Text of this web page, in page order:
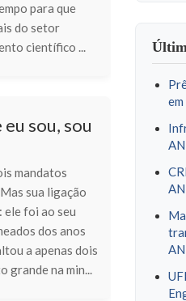
para que
do setor
científico ...
sou, sou
mandatos
sua ligação
ele foi ao seu
dos anos
a apenas dois
grande na min...